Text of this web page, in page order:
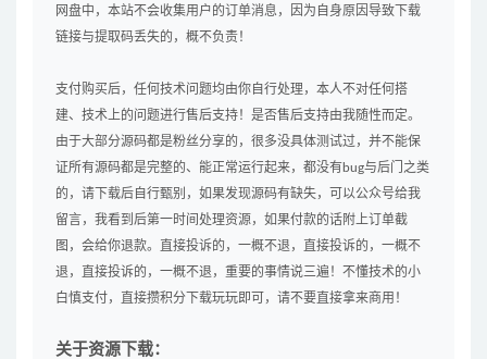
网盘中，本站不会收集用户的订单消息，因为自身原因导致下载
链接与提取码丢失的，概不负责！
支付购买后，任何技术问题均由你自行处理，本人不对任何搭
建、技术上的问题进行售后支持！是否售后支持由我随性而定。
由于大部分源码都是粉丝分享的，很多没具体测试过，并不能保
证所有源码都是完整的、能正常运行起来，都没有bug与后门之类
的，请下载后自行甄别，如果发现源码有缺失，可以公众号给我
留言，我看到后第一时间处理资源，如果付款的话附上订单截
图，会给你退款。直接投诉的，一概不退，直接投诉的，一概不
退，直接投诉的，一概不退，重要的事情说三遍！不懂技术的小
白慎支付，直接攒积分下载玩玩即可，请不要直接拿来商用！
关于资源下载：